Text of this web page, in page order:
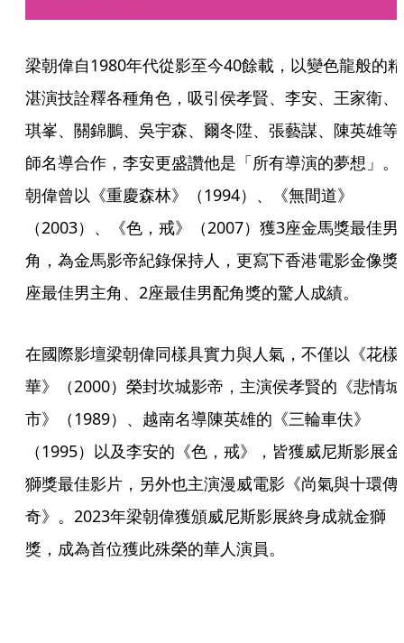
梁朝偉自1980年代從影至今40餘載，以變色龍般的精
湛演技詮釋各種角色，吸引侯孝賢、李安、王家衛、
琪峯、關錦鵬、吳宇森、爾冬陞、張藝謀、陳英雄等
師名導合作，李安更盛讚他是「所有導演的夢想」。
朝偉曾以《重慶森林》（1994）、《無間道》
（2003）、《色，戒》（2007）獲3座金馬獎最佳男
角，為金馬影帝紀錄保持人，更寫下香港電影金像獎
座最佳男主角、2座最佳男配角獎的驚人成績。
在國際影壇梁朝偉同樣具實力與人氣，不僅以《花樣
華》（2000）榮封坎城影帝，主演侯孝賢的《悲情城
市》（1989）、越南名導陳英雄的《三輪車伕》
（1995）以及李安的《色，戒》，皆獲威尼斯影展金
獅獎最佳影片，另外也主演漫威電影《尚氣與十環傳
奇》。2023年梁朝偉獲頒威尼斯影展終身成就金獅
獎，成為首位獲此殊榮的華人演員。